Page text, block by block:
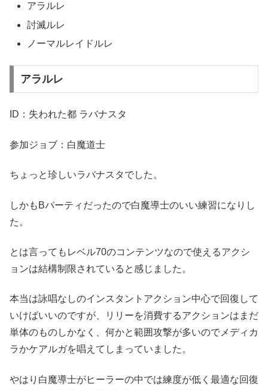
アラルレ
討滅ルレ
ノーマルレイドルレ
アラルレ
ID：失われた都 ラバナスタ
参加ジョブ：白魔道士
ちょっと珍しいラバナスタでした。
しかもBパーティだったので白魔導士のいい練習になりし
た。
とは言ってもレベル70のコンテンツなので使えるアクシ
ョンは結構制限されていると感じました。
本当は詠唱なしのインスタントアクション中心で回復して
いけばいいのですが、リリーを消費するアクションはまだ
単体のものしかなく、何かと範囲攻撃が多いのでメディカ
ラかケアルガを唱えてしまっていました。
やはり白魔導士がヒーラーの中では練度が低く最適な回復